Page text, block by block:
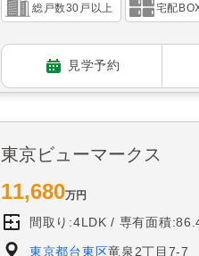
総戸数30戸以上 宅配
見学予約
東京ビューマークス
11,680万円
間取り:4LDK 専有面積
東京都台東区竜泉2丁目7-7